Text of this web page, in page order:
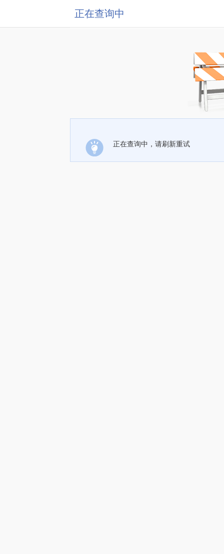
正在查询中
正在查询中，请刷新重试